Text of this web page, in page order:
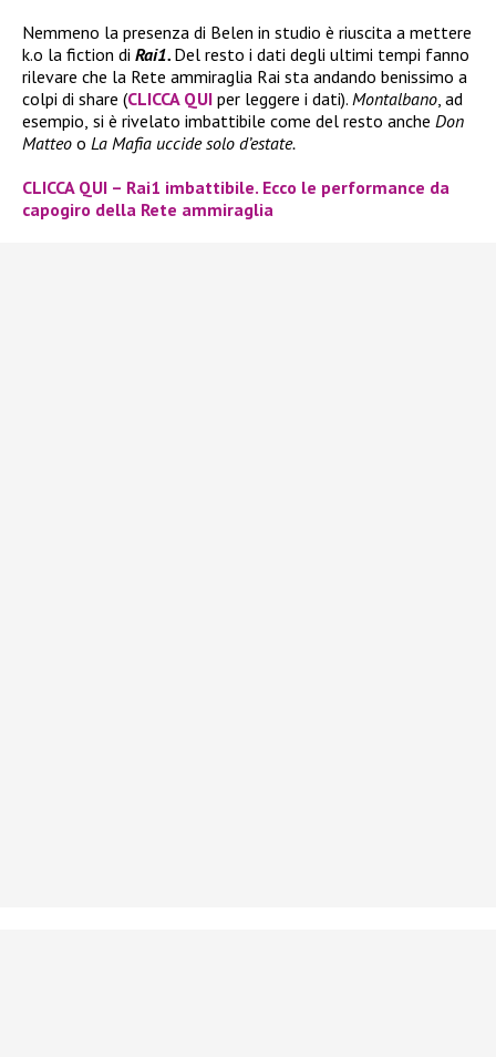
Nemmeno la presenza di Belen in studio è riuscita a mettere
k.o la fiction di Rai1. Del resto i dati degli ultimi tempi fanno
rilevare che la Rete ammiraglia Rai sta andando benissimo a
colpi di share (CLICCA QUI per leggere i dati). Montalbano , ad
esempio, si è rivelato imbattibile come del resto anche Don
Matteo o La Mafia uccide solo d’estate.
CLICCA QUI – Rai1 imbattibile. Ecco le performance da
capogiro della Rete ammiraglia